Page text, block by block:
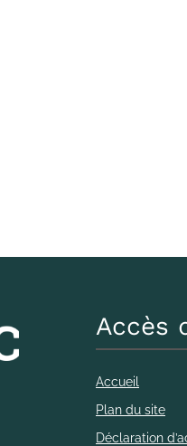
Accès
Accueil
Plan du site
Déclaration